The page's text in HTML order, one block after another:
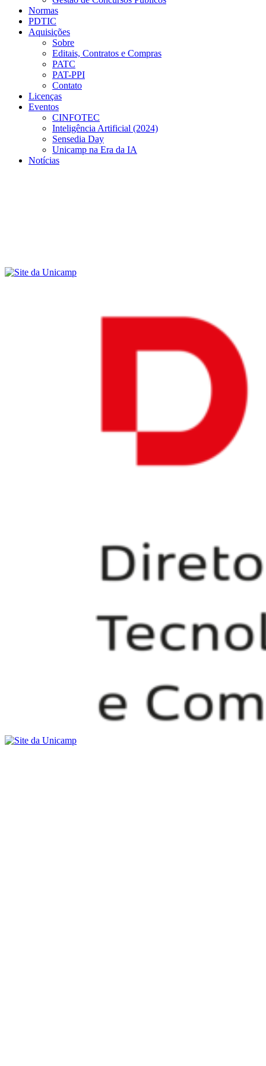
Normas
PDTIC
Aquisições
Sobre
Editais, Contratos e Compras
PATC
PAT-PPI
Contato
Licenças
Eventos
CINFOTEC
Inteligência Artificial (2024)
Sensedia Day
Unicamp na Era da IA
Notícias